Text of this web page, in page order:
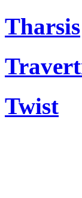
Tharsis
Twist